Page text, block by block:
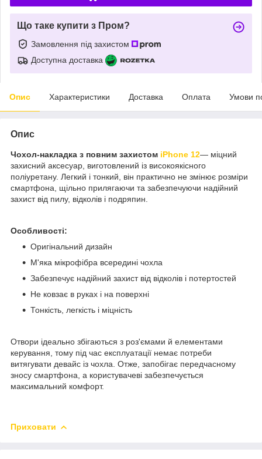
Що таке купити з Пром?
Замовлення під захистом
Доступна доставка
Опис Характеристики Доставка Оплата Умови
Опис
Чохол-накладка з повним захистом iPhone 12— міцний
захисний аксесуар, виготовлений із високоякісного
поліуретану. Легкий і тонкий, він практично не змінює розміри
смартфона, щільно прилягаючи та забезпечуючи надійний
захист від пилу, відколів і подряпин.
Особливості:
Оригінальний дизайн
М'яка мікрофібра всередині чохла
Забезпечує надійний захист від відколів і потертостей
Не ковзає в руках і на поверхні
Тонкість, легкість і міцність
Отвори ідеально збігаються з роз'ємами й елементами
керування, тому під час експлуатації немає потреби
витягувати девайс із чохла. Отже, запобігає передчасному
зносу смартфона, а користувачеві забезпечується
максимальний комфорт.
Приховати